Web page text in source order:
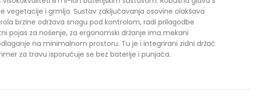
vegetacije i grmlja. Sustav zaključavanja osovine olakšava
brzine održava snagu pod kontrolom, radi prilagodbe
pojas za nošenje, za ergonomski držanje ima mekani
na minimalnom prostoru. Tu je i integrirani zidni držač
za travu isporučuje se bez baterije i punjača.